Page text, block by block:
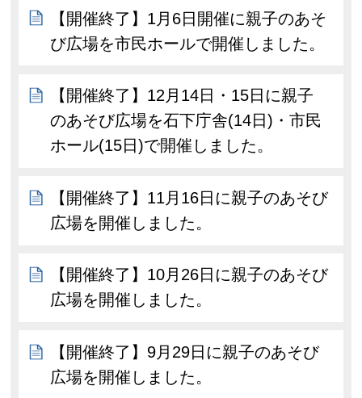
【開催終了】1月6日開催に親子のあそ
び広場を市民ホールで開催しました。
【開催終了】12月14日・15日に親子
のあそび広場を石下庁舎(14日)・市民
ホール(15日)で開催しました。
【開催終了】11月16日に親子のあそび
広場を開催しました。
【開催終了】10月26日に親子のあそび
広場を開催しました。
【開催終了】9月29日に親子のあそび
広場を開催しました。